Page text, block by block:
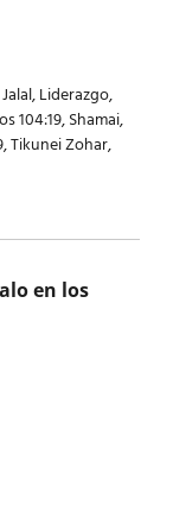
Jalal,Liderazgo,
104:19,Shamai,
,Tikunei Zohar,
en los